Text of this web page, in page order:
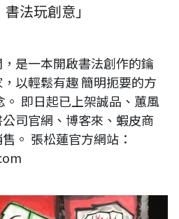
法玩創意」
是一本開啟書法創作的鑰
以輕鬆有趣 簡明扼要的方
即日起已上架誠品、蕙風
司官網、博客來、蝦皮商
。 張松蓮官方網站：
交流展